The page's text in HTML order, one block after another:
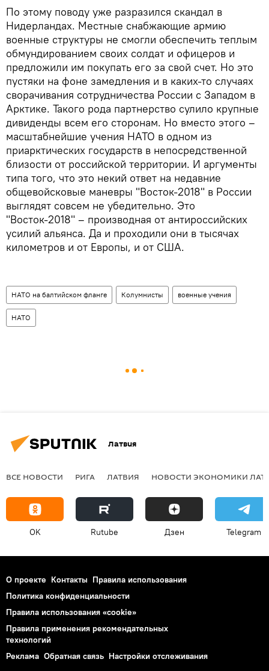
По этому поводу уже разразился скандал в
Нидерландах. Местные снабжающие армию
военные структуры не смогли обеспечить теплым
обмундированием своих солдат и офицеров и
предложили им покупать его за свой счет. Но это
пустяки на фоне замедления и в каких-то случаях
сворачивания сотрудничества России с Западом в
Арктике. Такого рода партнерство сулило крупные
дивиденды всем его сторонам. Но вместо этого –
масштабнейшие учения НАТО в одном из
приарктических государств в непосредственной
близости от российской территории. И аргументы
типа того, что это некий ответ на недавние
общевойсковые маневры "Восток-2018" в России
выглядят совсем не убедительно. Это
"Восток-2018" – производная от антироссийских
усилий альянса. Да и проходили они в тысячах
километров и от Европы, и от США.
НАТО на балтийском фланге Колумнисты военные учения
НАТО
Латвия
ВСЕ НОВОСТИ РИГА ЛАТВИЯ НОВОСТИ ЭКОНОМИКИ
OK Rutube Дзен Telegram
О проекте Контакты Правила использования
Политика конфиденциальности
Правила использования «cookie»
Правила применения рекомендательных
технологий
Реклама Обратная связь Настройки отслеживания